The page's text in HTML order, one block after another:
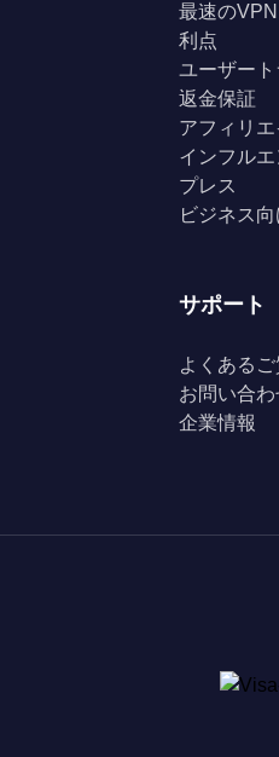
最速のVPN
利点
ユーザー
返金保証
アフィリエ
インフル
プレス
ビジネス
サポート
よくあるご
お問い合わ
企業情報